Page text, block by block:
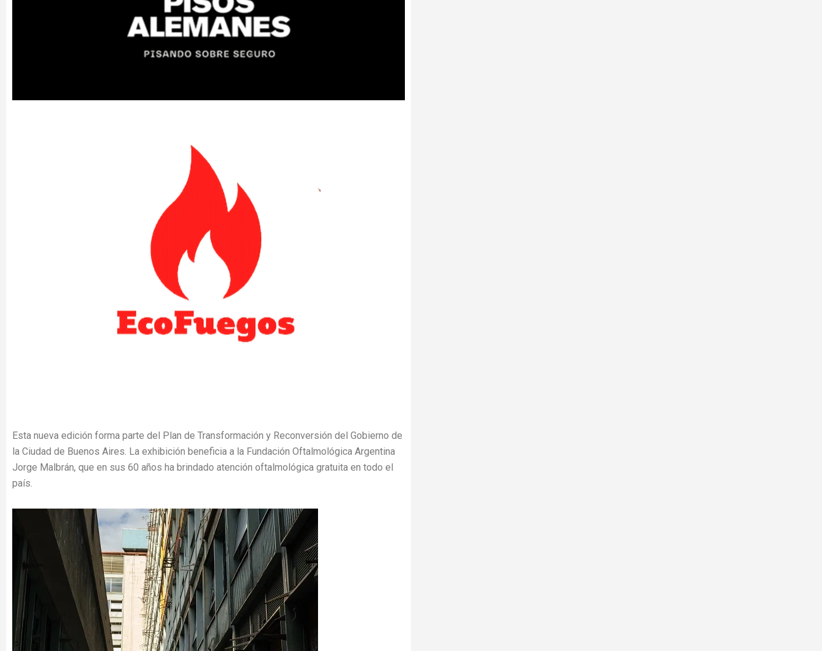
Esta nueva edición forma parte del Plan de Transformación y Reconversión del Gobierno de
la Ciudad de Buenos Aires. La exhibición beneficia a la Fundación Oftalmológica Argentina
Jorge Malbrán, que en sus 60 años ha brindado atención oftalmológica gratuita en todo el
país.